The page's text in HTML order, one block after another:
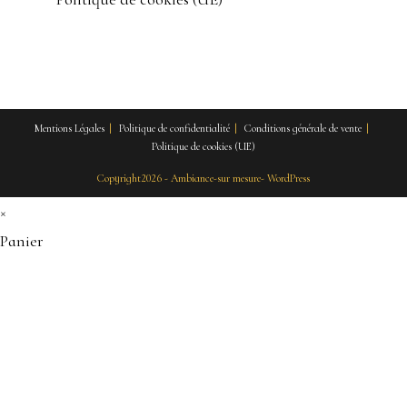
Mentions Légales Politique de confidentialité
Conditions générale de vente
Politique de cookies (UE)
Copyright2026 - Ambiance-sur mesure- WordPress
×
Panier